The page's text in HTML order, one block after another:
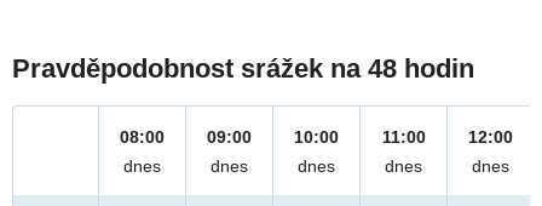
Pravděpodobnost srážek na 48 hodin
08:00
dnes
09:00
dnes
10:00
dnes
11:00
dnes
12:00
dnes